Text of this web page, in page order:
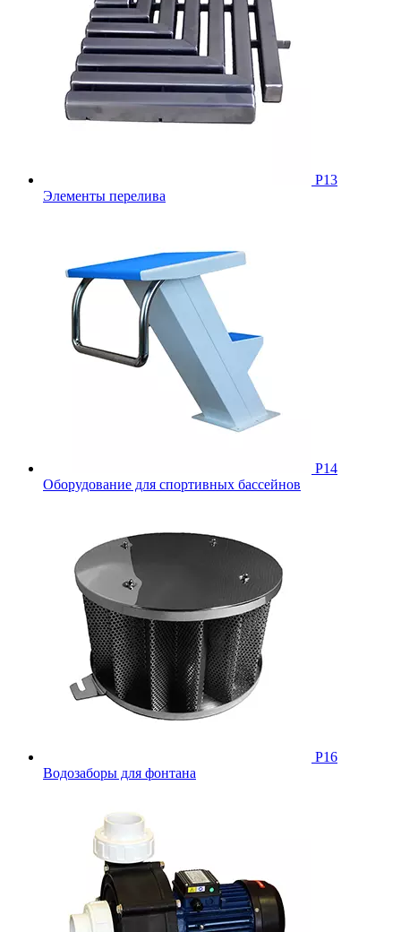
Р13
Элементы перелива
Р14
Оборудование для спортивных бассейнов
Р16
Водозаборы для фонтана